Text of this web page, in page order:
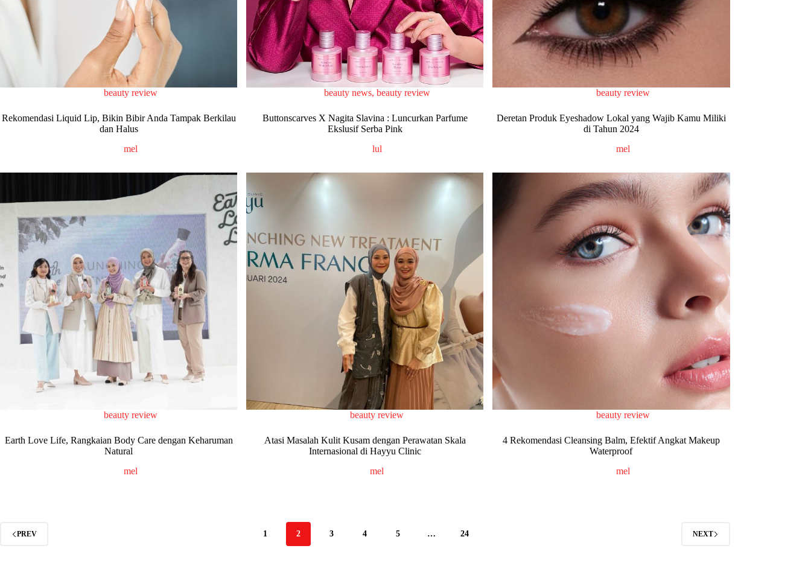
beauty review
Rekomendasi Liquid Lip, Bikin Bibir Anda Tampak Berkilau
dan Halus
mel
beauty news, beauty review
Buttonscarves X Nagita Slavina : Luncurkan Parfume
Ekslusif Serba Pink
lul
beauty review
Deretan Produk Eyeshadow Lokal yang Wajib Kamu Miliki
di Tahun 2024
mel
beauty review
Earth Love Life, Rangkaian Body Care dengan Keharuman
Natural
mel
beauty review
Atasi Masalah Kulit Kusam dengan Perawatan Skala
Internasional di Hayyu Clinic
mel
beauty review
4 Rekomendasi Cleansing Balm, Efektif Angkat Makeup
Waterproof
mel
PREV 1 2 3 4 5 … 24 NEXT